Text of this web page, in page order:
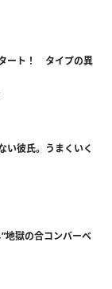
ート！ タイプの異
い彼氏。うまくいく
地獄の合コンバーベ